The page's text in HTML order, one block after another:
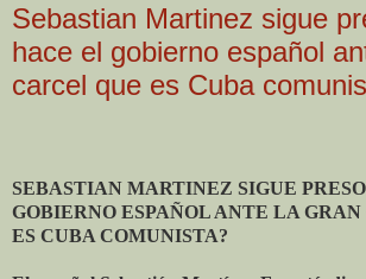
Sebastian Martinez sigue
hace el gobierno español
carcel que es Cuba
SEBASTIAN MARTINEZ SIGUE
GOBIERNO ESPAÑOL ANTE LA
ES CUBA COMUNISTA?